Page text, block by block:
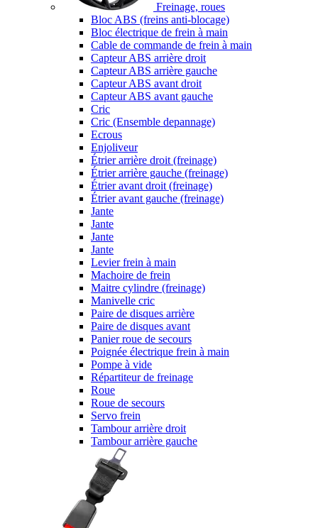
Freinage, roues
Bloc ABS (freins anti-blocage)
Bloc électrique de frein à main
Cable de commande de frein à main
Capteur ABS arrière droit
Capteur ABS arrière gauche
Capteur ABS avant droit
Capteur ABS avant gauche
Cric
Cric (Ensemble depannage)
Ecrous
Enjoliveur
Étrier arrière droit (freinage)
Étrier arrière gauche (freinage)
Étrier avant droit (freinage)
Étrier avant gauche (freinage)
Jante
Jante
Jante
Jante
Levier frein à main
Machoire de frein
Maitre cylindre (freinage)
Manivelle cric
Paire de disques arrière
Paire de disques avant
Panier roue de secours
Poignée électrique frein à main
Pompe à vide
Répartiteur de freinage
Roue
Roue de secours
Servo frein
Tambour arrière droit
Tambour arrière gauche